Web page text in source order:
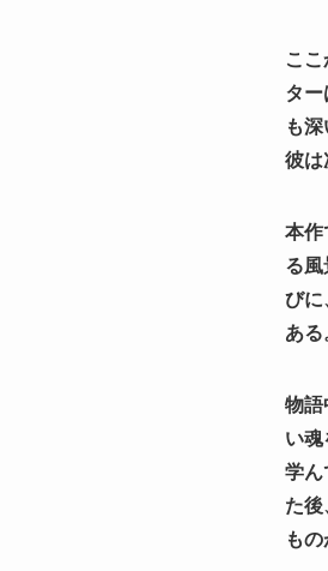
こ
タ
も
彼は
本作
る
びに
ある
物語
い
学ん
た
も